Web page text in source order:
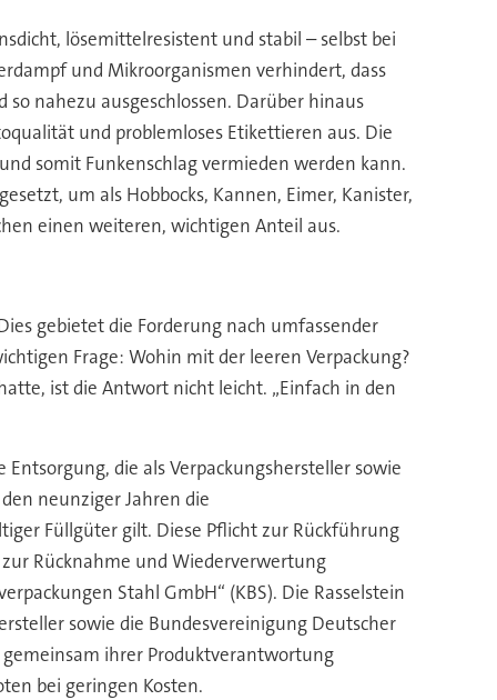
lösemittelresistent und stabil – selbst bei
und Mikroorganismen verhindert, dass
nahezu ausgeschlossen. Darüber hinaus
und problemloses Etikettieren aus. Die
somit Funkenschlag vermieden werden kann.
um als Hobbocks, Kannen, Eimer, Kanister,
einen weiteren, wichtigen Anteil aus.
gebietet die Forderung nach umfassender
Frage: Wohin mit der leeren Verpackung?
ist die Antwort nicht leicht. „Einfach in den
die als Verpackungshersteller sowie
neunziger Jahren die
Füllgüter gilt. Diese Pflicht zur Rückführung
Rücknahme und Wiederverwertung
Stahl GmbH“ (KBS). Die Rasselstein
sowie die Bundesvereinigung Deutscher
ihrer Produktverantwortung
bei geringen Kosten.